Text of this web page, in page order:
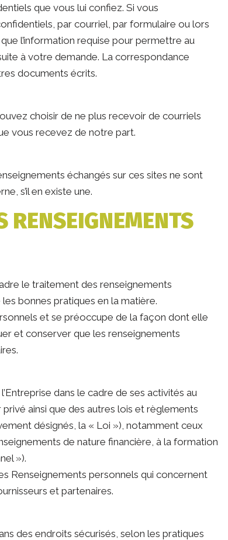
que vous lui confiez. Si vous
par courriel, par formulaire ou lors
l’information requise pour permettre au
à votre demande. La correspondance
documents écrits.
choisir de ne plus recevoir de courriels
vous recevez de notre part.
échangés sur ces sites ne sont
s’il en existe une.
RENSEIGNEMENTS
le traitement des renseignements
bonnes pratiques en la matière.
et se préoccupe de la façon dont elle
et conserver que les renseignements
dans le cadre de ses activités au
ainsi que des autres lois et règlements
désignés, la « Loi »), notamment ceux
de nature financière, à la formation
»).
Renseignements personnels qui concernent
et partenaires.
des endroits sécurisés, selon les pratiques